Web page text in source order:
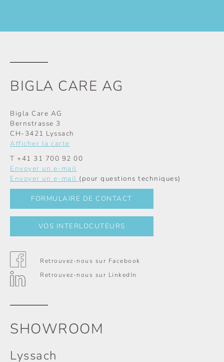
BIGLA CARE AG
Bigla Care AG
Bernstrasse 3
CH-3421 Lyssach
Afficher la carte
T +41 31 700 92 00
Envoyer un e-mail
Envoyer un e-mail (pour questions techniques)
FORMULAIRE DE CONTACT
VOS INTERLOCUTEURS
Retrouvez-nous sur Facebook
Retrouvez-nous sur LinkedIn
SHOWROOM
Lyssach